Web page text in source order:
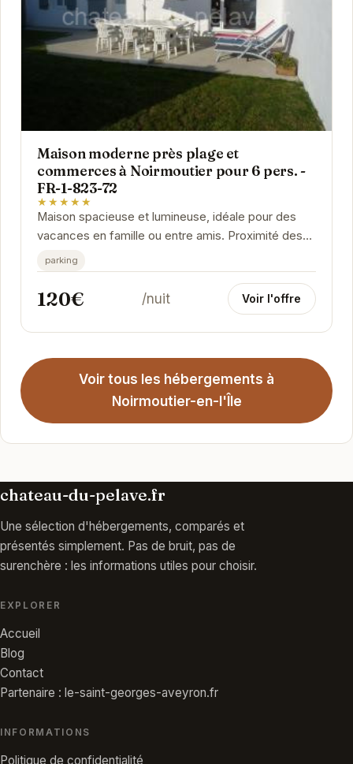
Maison moderne près plage et
commerces à Noirmoutier pour 6 pers. -
FR-1-823-72
★★★★★
Maison spacieuse et lumineuse, idéale pour des
vacances en famille ou entre amis. Proximité des
commerces et de la plage. Parking disponible.
parking
120€ /nuit Voir l'offre
Voir tous les hébergements à
Noirmoutier-en-l'Île
chateau-du-pelave.fr
Une sélection d'hébergements, comparés et
présentés simplement. Pas de bruit, pas de
surenchère : les informations utiles pour choisir.
EXPLORER
Accueil
Blog
Contact
Partenaire : le-saint-georges-aveyron.fr
INFORMATIONS
Politique de confidentialité